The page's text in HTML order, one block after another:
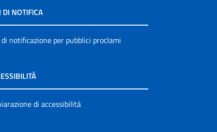
DI NOTIFICA
notificazione per pubblici proclami
di accessibilità